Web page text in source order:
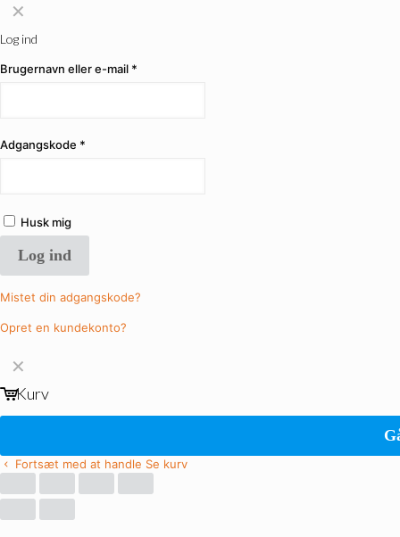
✕
Log ind
Brugernavn eller e-mail *
Adgangskode *
Husk mig
Log ind
Mistet din adgangskode?
Opret en kundekonto?
✕
Kurv
Fortsæt med at handle Se kurv